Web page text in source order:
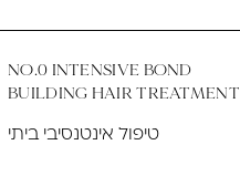
NO.0 INTENSIVE BOND
BUILDING HAIR TREATMENT
טיפול אינטנסיבי ביתי